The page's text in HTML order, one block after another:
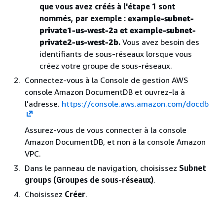
que vous avez créés à l'étape 1 sont
nommés, par exemple : example-subnet-
private1-us-west-2a et example-subnet-
private2-us-west-2b. Vous avez besoin des
identifiants de sous-réseaux lorsque vous
créez votre groupe de sous-réseaux.
Connectez-vous à la Console de gestion AWS
console Amazon DocumentDB et ouvrez-la à
l'adresse. https://console.aws.amazon.com/docdb
Assurez-vous de vous connecter à la console
Amazon DocumentDB, et non à la console Amazon
VPC.
Dans le panneau de navigation, choisissez Subnet
groups (Groupes de sous-réseaux).
Choisissez Créer.